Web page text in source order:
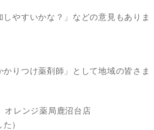
やすいかな？」などの意見もありま
りつけ薬剤師」として地域の皆さま
レンジ薬局鹿沼台店
）